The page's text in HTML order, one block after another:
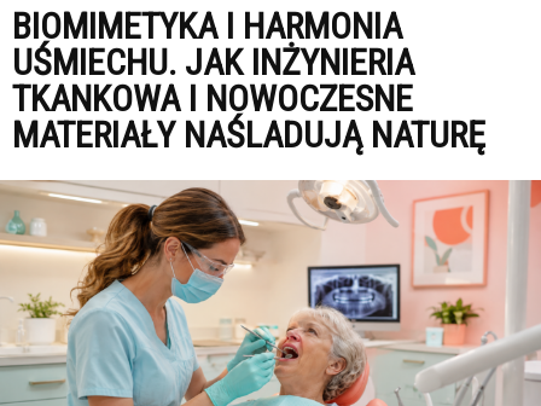
BIOMIMETYKA I HARMONIA
UŚMIECHU. JAK INŻYNIERIA
TKANKOWA I NOWOCZESNE
MATERIAŁY NAŚLADUJĄ NATURĘ